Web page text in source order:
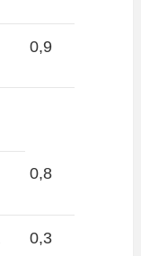
0,9
0,8
0,3